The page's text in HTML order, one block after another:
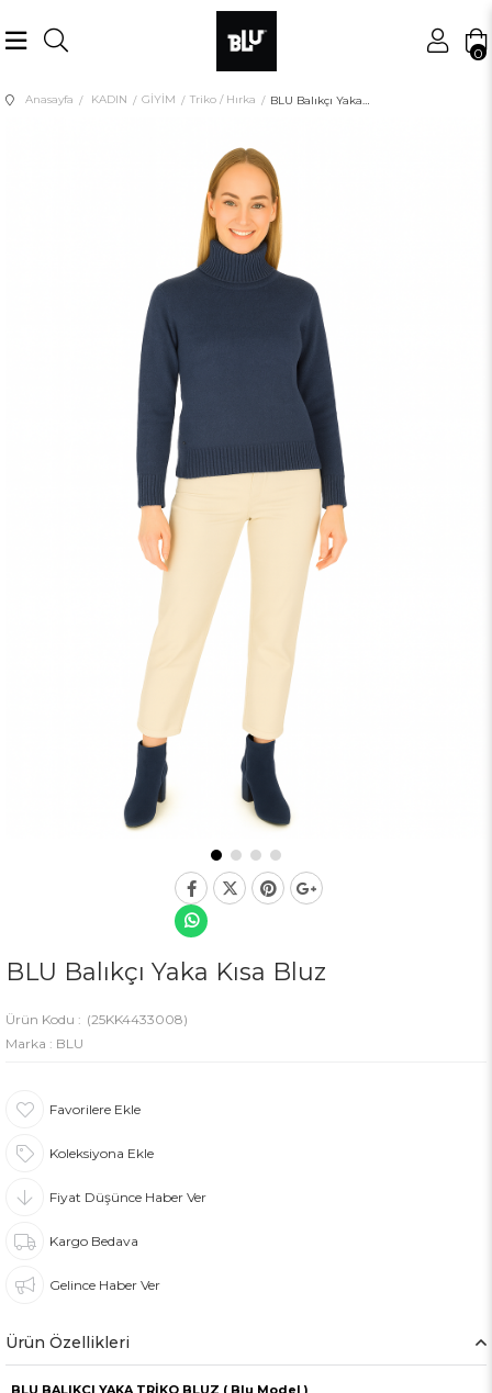
0
Anasayfa KADIN GİYİM Triko / Hırka
BLU Balıkçı Yaka Kısa Bluz
(25KK4433008)
Marka : BLU
Favorilere Ekle
Koleksiyona Ekle
Fiyat Düşünce Haber Ver
Kargo Bedava
Gelince Haber Ver
Ürün Özellikleri
BLU BALIKÇI YAKA TRİKO BLUZ ( Blu Model )